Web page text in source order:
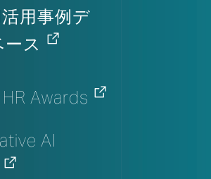
用事例デ
ス
Awards
AI